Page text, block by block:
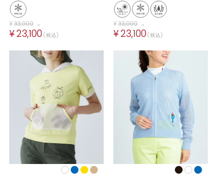
¥33,000 →
¥23,100 税込
¥33,000 →
¥23,100 税込